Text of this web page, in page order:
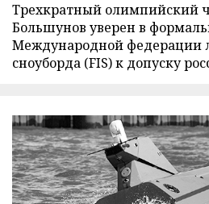
Трехкратный олимпийский
Большунов уверен в
Международной федерации
сноуборда (FIS) к допуску